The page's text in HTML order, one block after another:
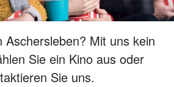
Aschersleben? Mit uns kein
Sie ein Kino aus oder
Sie uns.